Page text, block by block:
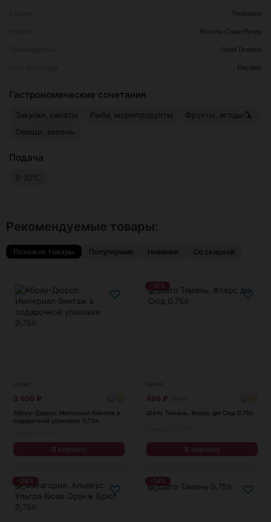
Германия
Мозель-Саар-Рувер
Josef Drathen
Рислинг
Гастрономические сочетания
Закуски, салаты Рыба, морепродукты
Фрукты, ягоды
Овощи, зелень
Подача
8-10°С
Рекомендуемые товары:
Похожие товары Популярные Новинки Со скидкой
♡
3 500 ₽
Абрау-Дюрсо. Империал Винтаж в
подарочной упаковке 0,75л
В корзину
-17%
♡
499 ₽
Шато Тамань. Флерс дю Сюд 0,75л
В корзину
-28%
♡
-14%
♡